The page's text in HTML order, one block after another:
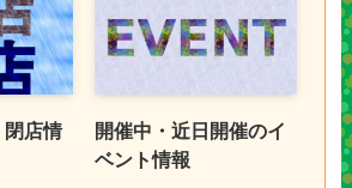
閉店情
開催中・近日開催のイ
ベント情報